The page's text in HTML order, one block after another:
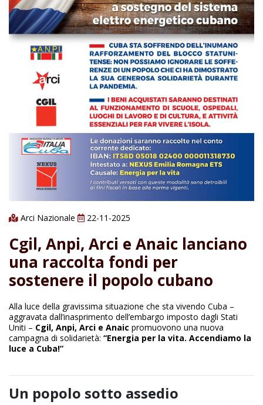
Arci Nazionale 22-11-2025
Cgil, Anpi, Arci e Anaic lanciano
una raccolta fondi per
sostenere il popolo cubano
Alla luce della gravissima situazione che sta vivendo Cuba –
aggravata dall’inasprimento dell’embargo imposto dagli Stati
Uniti – Cgil, Anpi, Arci e Anaic promuovono una nuova
campagna di solidarietà: “Energia per la vita. Accendiamo la
luce a Cuba!”
Un popolo sotto assedio